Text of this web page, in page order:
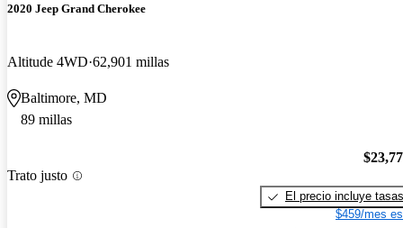
2020 Jeep Grand Cherokee
Altitude 4WD 62,901 millas
Baltimore, MD
89 millas
Trato justo
El precio incluye tasas
$459/mes